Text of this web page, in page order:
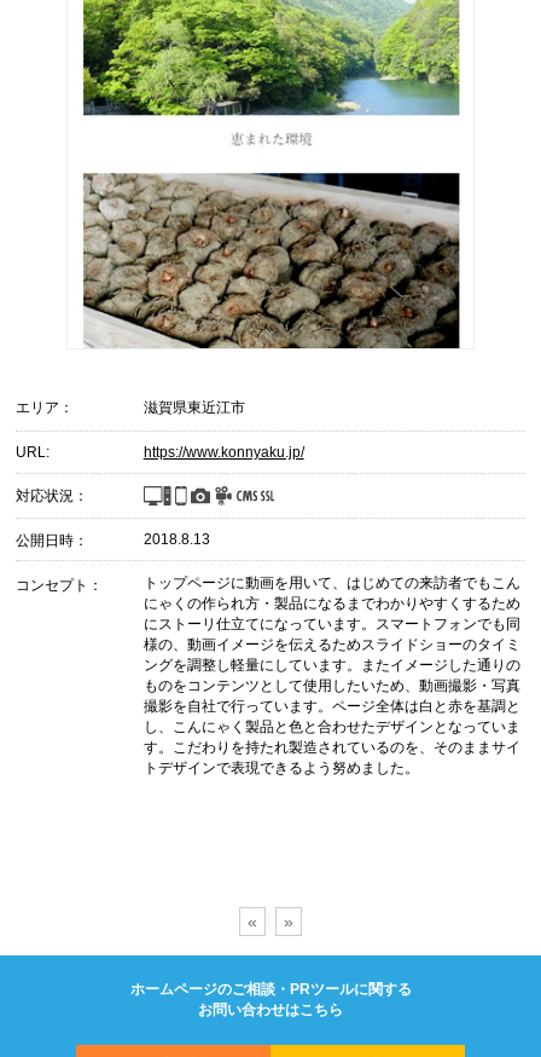
エリア： 滋賀県東近江市
URL: https://www.konnyaku.jp/
対応状況：
公開日時： 2018.8.13
コンセプト：
トップページに動画を用いて、はじめての来訪者でもこん
にゃくの作られ方・製品になるまでわかりやすくするため
にストーリ仕立てになっています。スマートフォンでも同
様の、動画イメージを伝えるためスライドショーのタイミ
ングを調整し軽量にしています。またイメージした通りの
ものをコンテンツとして使用したいため、動画撮影・写真
撮影を自社で行っています。ページ全体は白と赤を基調と
し、こんにゃく製品と色と合わせたデザインとなっていま
す。こだわりを持たれ製造されているのを、そのままサイ
トデザインで表現できるよう努めました。
« »
ホームページのご相談・PRツールに関する
お問い合わせはこちら